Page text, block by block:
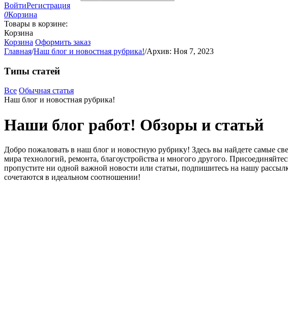
ВойтиРегистрация
0Корзина
Товары в корзине:
Корзина
Корзина Оформить заказ
Главная/Наш блог и новостная рубрика!/Архив: Ноя 7, 2023
Типы статей
Все Обычная статья
Наш блог и новостная рубрика!
Наши блог работ! Обзоры и статьй
Добро пожаловать в наш блог и новостную рубрику! Здесь вы найдете самые
мира технологий, ремонта, благоустройства и многого другого.
пропустите ни одной важной новости или статьи, подпишитесь на нашу
сочетаются в идеальном соотношении!